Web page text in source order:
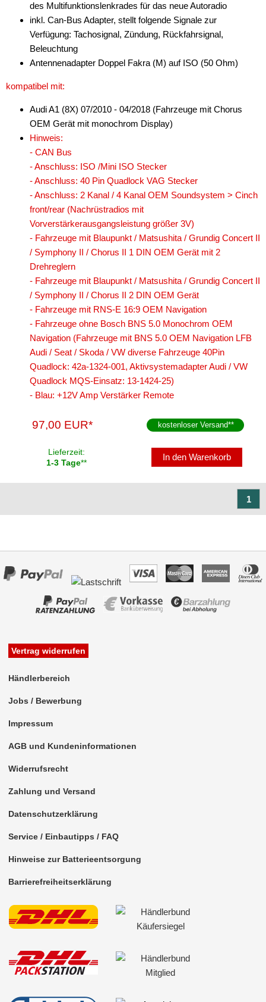
Subwoofer-Zubehör
USB-Adapter
Verstärker-Zubehör
Vorverstärkeradapter
Wechsler-Zubehör
Werkstatt
des Multifunktionslenkrades für das neue Autoradio
inkl. Can-Bus Adapter, stellt folgende Signale zur
Verfügung: Tachosignal, Zündung, Rückfahrsignal,
Beleuchtung
Antennenadapter Doppel Fakra (M) auf ISO (50 Ohm)
kompatibel mit:
Audi A1 (8X) 07/2010 - 04/2018 (Fahrzeuge mit Chorus
OEM Gerät mit monochrom Display)
Hinweis:
- CAN Bus
- Anschluss: ISO /Mini ISO Stecker
- Anschluss: 40 Pin Quadlock VAG Stecker
- Anschluss: 2 Kanal / 4 Kanal OEM Soundsystem > Cinch
front/rear (Nachrüstradios mit
Vorverstärkerausgangsleistung größer 3V)
- Fahrzeuge mit Blaupunkt / Matsushita / Grundig Concert II
/ Symphony II / Chorus II 1 DIN OEM Gerät mit 2
Drehreglern
- Fahrzeuge mit Blaupunkt / Matsushita / Grundig Concert II
/ Symphony II / Chorus II 2 DIN OEM Gerät
- Fahrzeuge mit RNS-E 16:9 OEM Navigation
- Fahrzeuge ohne Bosch BNS 5.0 Monochrom OEM
Navigation (Fahrzeuge mit BNS 5.0 OEM Navigation LFB
Audi / Seat / Skoda / VW diverse Fahrzeuge 40Pin
Quadlock: 42a-1324-001, Aktivsystemadapter Audi / VW
Quadlock MQS-Einsatz: 13-1424-25)
- Blau: +12V Amp Verstärker Remote
97,00 EUR* kostenloser Versand**
Lieferzeit:
1-3 Tage**
In den Warenkorb
1
Vertrag widerrufen
Händlerbereich
Jobs / Bewerbung
Impressum
AGB und Kundeninformationen
Widerrufsrecht
Zahlung und Versand
Datenschutzerklärung
Service / Einbautipps / FAQ
Hinweise zur Batterieentsorgung
Barrierefreiheitserklärung